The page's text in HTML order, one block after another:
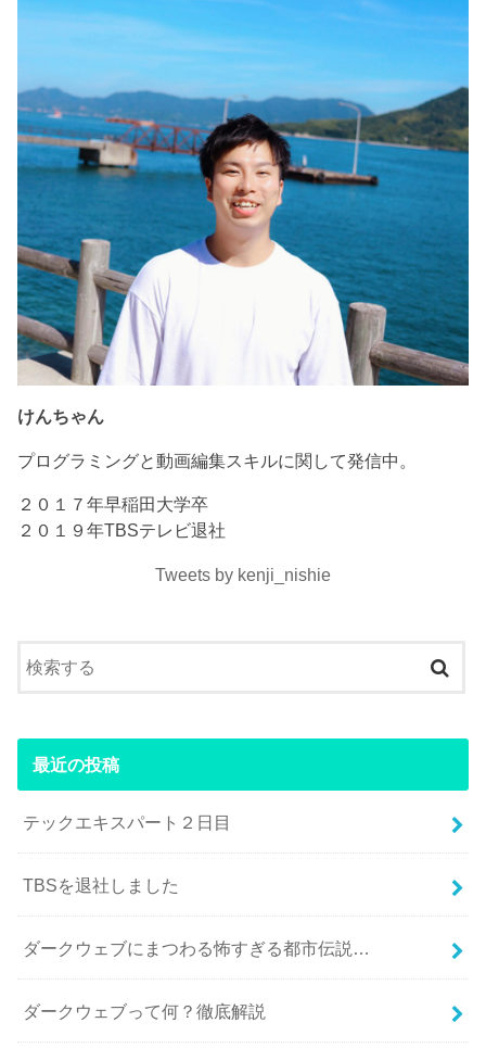
けんちゃん
プログラミングと動画編集スキルに関して発信中。
２０１７年早稲田大学卒
２０１９年TBSテレビ退社
Tweets by kenji_nishie
最近の投稿
テックエキスパート２日目
TBSを退社しました
ダークウェブにまつわる怖すぎる都市伝説…
ダークウェブって何？徹底解説